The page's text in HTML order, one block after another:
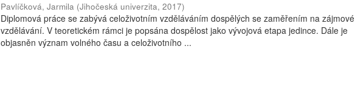
Pavlíčková, Jarmila (Jihočeská univerzita,2017)
Diplomová práce se zabývá celoživotním vzděláváním dospělých se zaměřením na zájmové
vzdělávání. V teoretickém rámci je popsána dospělost jako vývojová etapa jedince. Dále je
objasněn význam volného času a celoživotního ...